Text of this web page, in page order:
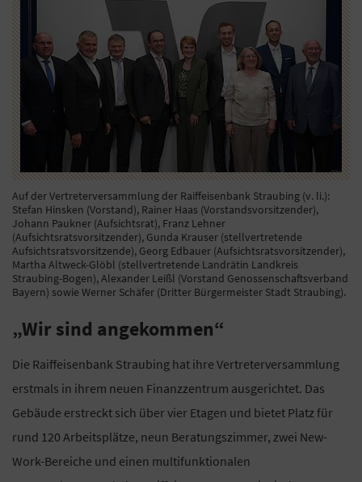
Auf der Vertreterversammlung der Raiffeisenbank Straubing (v. li.):
Stefan Hinsken (Vorstand), Rainer Haas (Vorstandsvorsitzender),
Johann Paukner (Aufsichtsrat), Franz Lehner
(Aufsichtsratsvorsitzender), Gunda Krauser (stellvertretende
Aufsichtsratsvorsitzende), Georg Edbauer (Aufsichtsratsvorsitzender),
Martha Altweck-Glöbl (stellvertretende Landrätin Landkreis
Straubing-Bogen), Alexander Leißl (Vorstand Genossenschaftsverband
Bayern) sowie Werner Schäfer (Dritter Bürgermeister Stadt Straubing).
„Wir sind angekommen“
Die Raiffeisenbank Straubing hat ihre Vertreterversammlung
erstmals in ihrem neuen Finanzzentrum ausgerichtet. Das
Gebäude erstreckt sich über vier Etagen und bietet Platz für
rund 120 Arbeitsplätze, neun Beratungszimmer, zwei New-
Work-Bereiche und einen multifunktionalen